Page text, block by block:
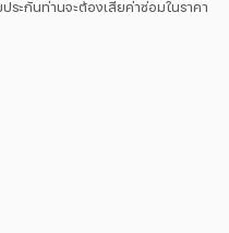
ประกันท่านจะต้องเสียค่าซ่อมในราคา